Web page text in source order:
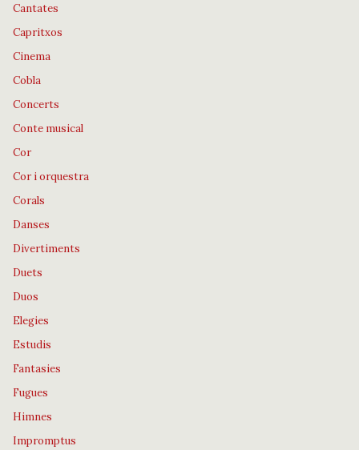
Cantates
Capritxos
Cinema
Cobla
Concerts
Conte musical
Cor
Cor i orquestra
Corals
Danses
Divertiments
Duets
Duos
Elegies
Estudis
Fantasies
Fugues
Himnes
Impromptus